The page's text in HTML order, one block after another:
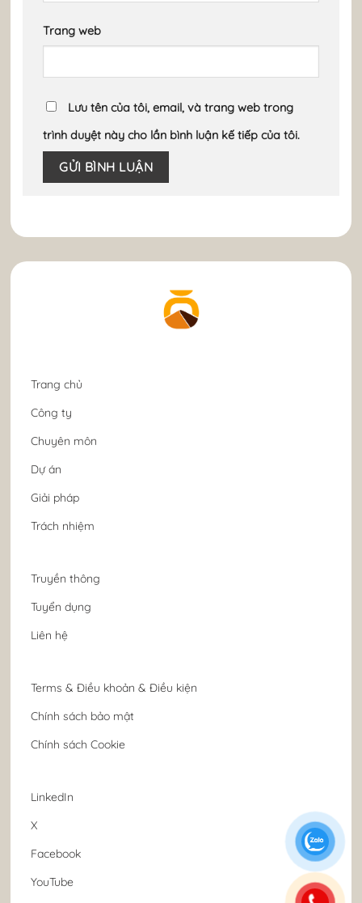
Trang web
Lưu tên của tôi, email, và trang web trong
trình duyệt này cho lần bình luận kế tiếp của tôi.
Trang chủ
Công ty
Chuyên môn
Dự án
Giải pháp
Trách nhiệm
Truyền thông
Tuyển dụng
Liên hệ
Terms & Điều khoản & Điều kiện
Chính sách bảo mật
Chính sách Cookie
LinkedIn
X
Facebook
YouTube